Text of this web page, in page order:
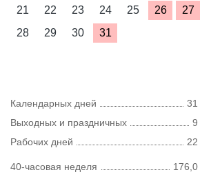
21
22 23 24 25 26
27
28
29 30 31
Календарных дней
31
Выходных и праздничных
9
Рабочих дней
22
40-часовая неделя
176,0